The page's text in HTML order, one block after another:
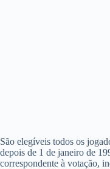
São elegíveis todos os
depois de 1 de janeiro de
correspondente à votação,